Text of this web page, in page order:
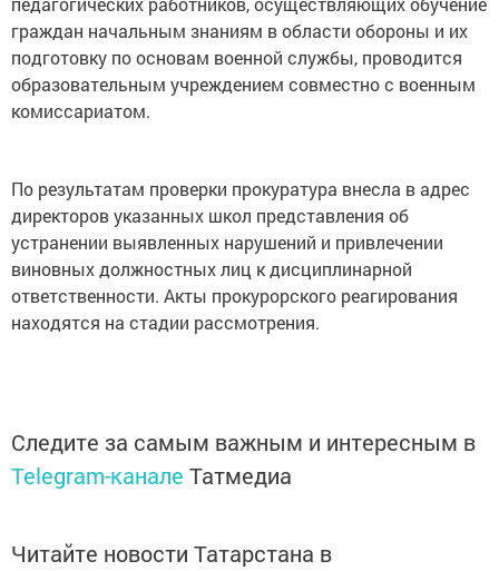
граждан начальным знаниям в области обороны и их
подготовку по основам военной службы, проводится
образовательным учреждением совместно с военным
комиссариатом.
По результатам проверки прокуратура внесла в адрес
директоров указанных школ представления об
устранении выявленных нарушений и привлечении
виновных должностных лиц к дисциплинарной
ответственности. Акты прокурорского реагирования
находятся на стадии рассмотрения.
Следите за самым важным и интересным в
Telegram-канале Татмедиа
Читайте новости Татарстана в